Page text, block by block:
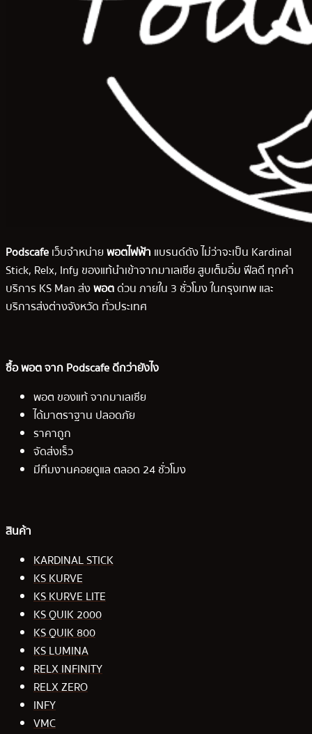
Podscafeเว็บจำหน่ายพอตไฟฟ้า แบรนด์ดัง ไม่ว่าจะเป็น Kardinal
Stick, Relx, Infy ของแท้นำเข้าจากมาเลเซีย สูบเต็มอิ่ม ฟีลดี ทุกคำ
บริการ KS Man ส่งพอตด่วน ภายใน 3 ชั่วโมง ในกรุงเทพ และ
บริการส่งต่างจังหวัด ทั่วประเทศ
ซื้อ พอต จาก Podscafe ดีกว่ายังไง
พอต ของแท้ จากมาเลเซีย
ได้มาตราฐาน ปลอดภัย
ราคาถูก
จัดส่งเร็ว
มีทีมงานคอยดูแล ตลอด 24 ชั่วโมง
สินค้า
KARDINAL STICK
KS KURVE
KS KURVE LITE
KS QUIK 2000
KS QUIK 800
KS LUMINA
RELX INFINITY
RELX ZERO
INFY
VMC